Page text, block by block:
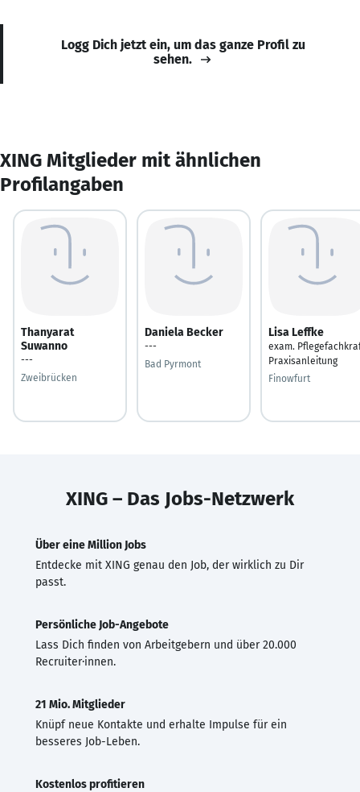
Logg Dich jetzt ein, um das ganze Profil zu
sehen.
XING Mitglieder mit ähnlichen
Profilangaben
Thanyarat
Suwanno
---
Zweibrücken
Daniela Becker
---
Bad Pyrmont
Lisa Leffke
exam.
Praxisanleitung
Finowfurt
XING – Das Jobs-Netzwerk
Über eine Million Jobs
Entdecke mit XING genau den Job, der wirklich zu Dir
passt.
Persönliche Job-Angebote
Lass Dich finden von Arbeitgebern und über 20.000
Recruiter·innen.
21 Mio. Mitglieder
Knüpf neue Kontakte und erhalte Impulse für ein
besseres Job-Leben.
Kostenlos profitieren